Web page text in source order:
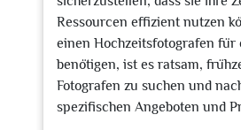
Ressourcen effizient nutzen
einen Hochzeitsfotografen für
benötigen, ist es ratsam,
Fotografen zu suchen und
spezifischen Angeboten und